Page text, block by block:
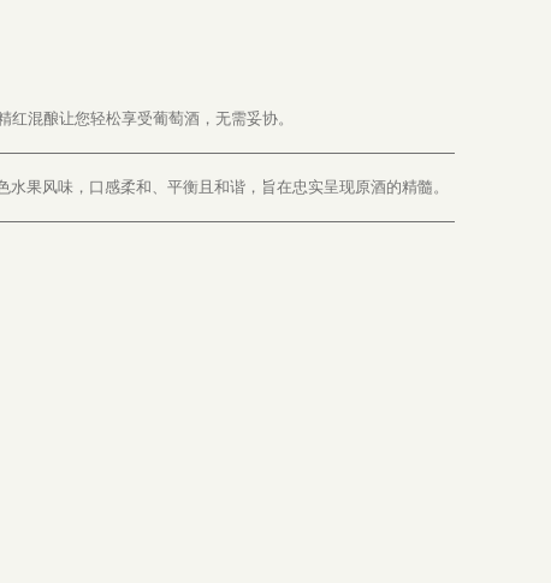
红混酿让您轻松享受葡萄酒，无需妥协。
果风味，口感柔和、平衡且和谐，旨在忠实呈现原酒的精髓。